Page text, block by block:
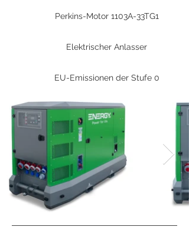
Perkins-Motor 1103A-33TG1
Elektrischer Anlasser
EU-Emissionen der Stufe 0